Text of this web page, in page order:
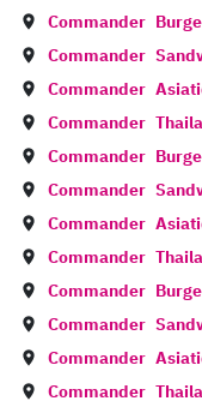
Commander
Commander
Commander
Commander
Commander
Commander
Commander
Commander
Commander
Commander
Commander
Commander